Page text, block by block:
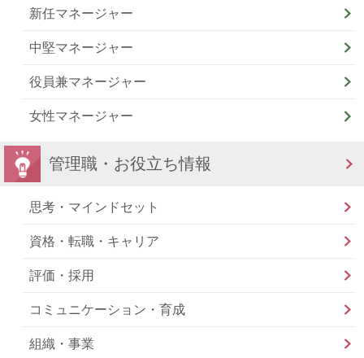
新任マネージャー
中堅マネージャー
役員兼マネージャー
女性マネージャー
管理職・お役立ち情報
思考・マインドセット
資格・転職・キャリア
評価・採用
コミュニケーション・育成
組織・事業